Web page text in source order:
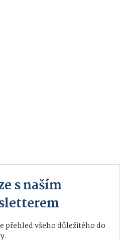
s naším
přehled všeho důležitého do